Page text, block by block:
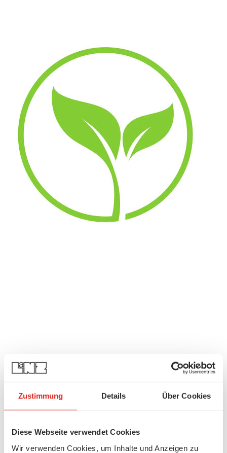
Zustimmung Details Über Cookies
Diese Webseite verwendet Cookies
Wir verwenden Cookies, um Inhalte und Anzeigen zu